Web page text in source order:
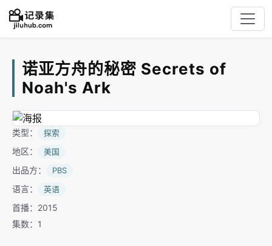
诺亚方舟的秘密 Secrets of
Noah's Ark
类型： 探索
地区： 美国
出品方： PBS
语言： 英语
首播：2015
集数：1